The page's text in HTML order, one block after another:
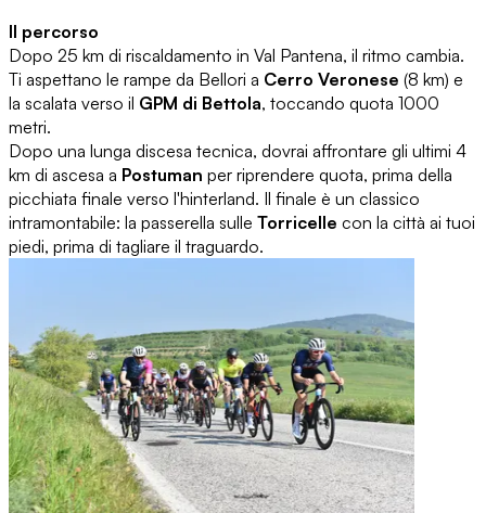
Il percorso
Dopo 25 km di riscaldamento in Val Pantena, il ritmo cambia.
Ti aspettano le rampe da Bellori a Cerro Veronese (8 km) e
la scalata verso il GPM di Bettola, toccando quota 1000
metri.
Dopo una lunga discesa tecnica, dovrai affrontare gli ultimi 4
km di ascesa a Postuman per riprendere quota, prima della
picchiata finale verso l'hinterland. Il finale è un classico
intramontabile: la passerella sulle Torricelle con la città ai tuoi
piedi, prima di tagliare il traguardo.